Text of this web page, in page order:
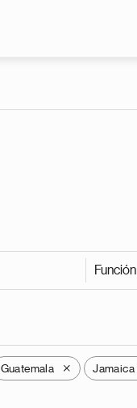
Función
Guatemala X Jamaica